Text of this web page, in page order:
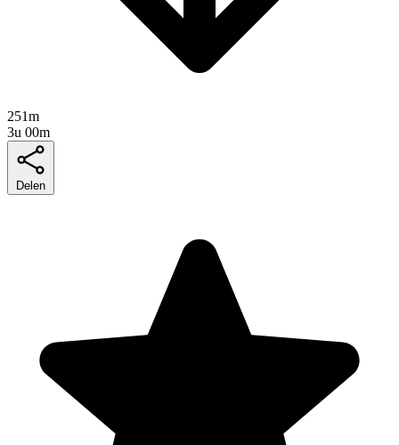
251m
3u 00m
Delen